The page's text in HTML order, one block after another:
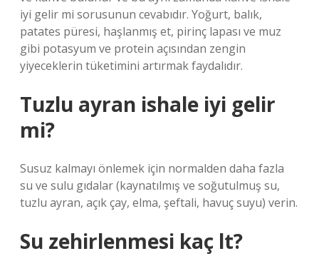
iyi gelir mi sorusunun cevabıdır. Yoğurt, balık,
patates püresi, haşlanmış et, pirinç lapası ve muz
gibi potasyum ve protein açısından zengin
yiyeceklerin tüketimini artırmak faydalıdır.
Tuzlu ayran ishale iyi gelir
mi?
Susuz kalmayı önlemek için normalden daha fazla
su ve sulu gıdalar (kaynatılmış ve soğutulmuş su,
tuzlu ayran, açık çay, elma, şeftali, havuç suyu) verin.
Su zehirlenmesi kaç lt?